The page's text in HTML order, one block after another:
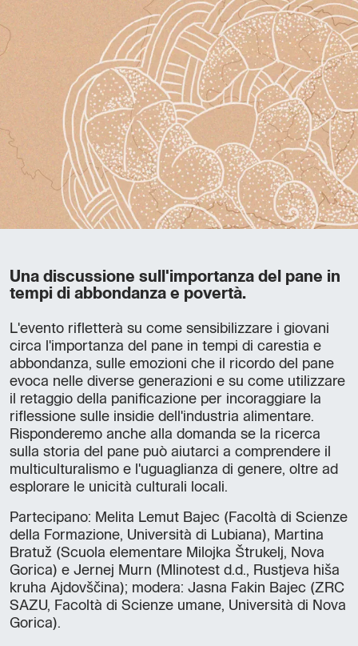
Una discussione sull'importanza del pane in
tempi di abbondanza e povertà.
L'evento rifletterà su come sensibilizzare i giovani
circa l'importanza del pane in tempi di carestia e
abbondanza, sulle emozioni che il ricordo del pane
evoca nelle diverse generazioni e su come utilizzare
il retaggio della panificazione per incoraggiare la
riflessione sulle insidie dell'industria alimentare.
Risponderemo anche alla domanda se la ricerca
sulla storia del pane può aiutarci a comprendere il
multiculturalismo e l'uguaglianza di genere, oltre ad
esplorare le unicità culturali locali.
Partecipano: Melita Lemut Bajec (Facoltà di Scienze
della Formazione, Università di Lubiana), Martina
Bratuž (Scuola elementare Milojka Štrukelj, Nova
Gorica) e Jernej Murn (Mlinotest d.d., Rustjeva hiša
kruha Ajdovščina); modera: Jasna Fakin Bajec (ZRC
SAZU, Facoltà di Scienze umane, Università di Nova
Gorica).